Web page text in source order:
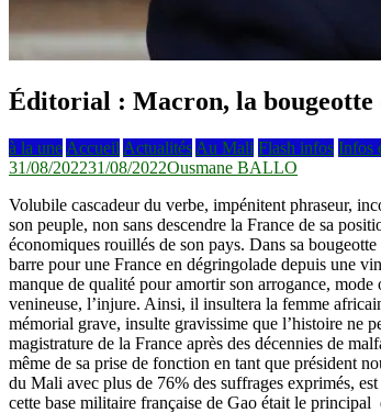
Éditorial : Macron, la bougeotte
à la une Accueil Actualités Au Mali Flash infos Infos
31/08/202231/08/2022Ousmane BALLO
Volubile cascadeur du verbe, impénitent phraseur,
son peuple, non sans descendre la France de sa
économiques rouillés de son pays. Dans sa
barre pour une France en dégringolade depuis une
manque de qualité pour amortir son arrogance,
venineuse, l’injure. Ainsi, il insultera la femme
mémorial grave, insulte gravissime que l’histoire ne
magistrature de la France après des décennies de
même de sa prise de fonction en tant que président
du Mali avec plus de 76% des suffrages exprimés,
cette base militaire française de Gao était le